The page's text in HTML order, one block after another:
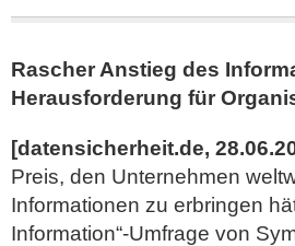
Rascher Anstieg des
Herausforderung für
[datensicherheit.de,
Preis, den Unternehmen
Informationen zu erbringen
Information“-Umfrage von